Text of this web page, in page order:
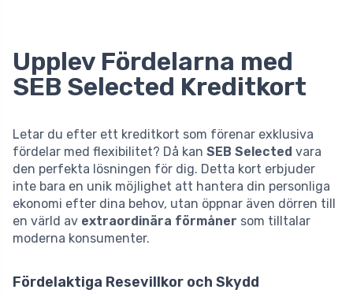
Upplev Fördelarna med
SEB Selected Kreditkort
Letar du efter ett kreditkort som förenar exklusiva
fördelar med flexibilitet? Då kan SEB Selected vara
den perfekta lösningen för dig. Detta kort erbjuder
inte bara en unik möjlighet att hantera din personliga
ekonomi efter dina behov, utan öppnar även dörren till
en värld av extraordinära förmåner som tilltalar
moderna konsumenter.
Fördelaktiga Resevillkor och Skydd